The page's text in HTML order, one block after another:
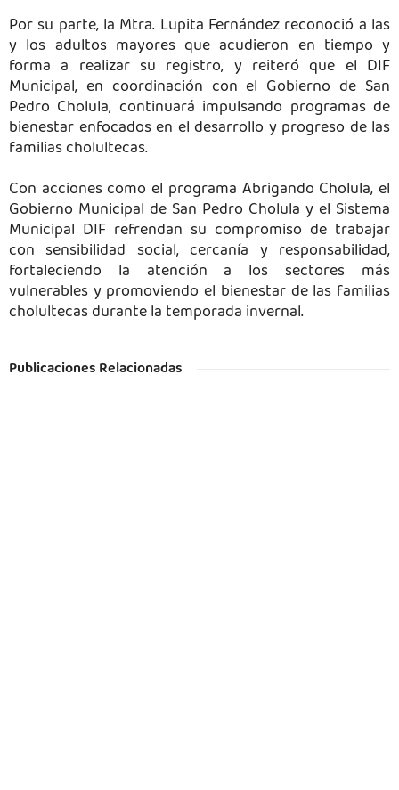
Por su parte, la Mtra. Lupita Fernández reconoció a las
y los adultos mayores que acudieron en tiempo y
forma a realizar su registro, y reiteró que el DIF
Municipal, en coordinación con el Gobierno de San
Pedro Cholula, continuará impulsando programas de
bienestar enfocados en el desarrollo y progreso de las
familias cholultecas.
Con acciones como el programa Abrigando Cholula, el
Gobierno Municipal de San Pedro Cholula y el Sistema
Municipal DIF refrendan su compromiso de trabajar
con sensibilidad social, cercanía y responsabilidad,
fortaleciendo la atención a los sectores más
vulnerables y promoviendo el bienestar de las familias
cholultecas durante la temporada invernal.
Publicaciones Relacionadas